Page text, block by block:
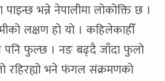
भन्ने नेपालीमा लोकोक्ति छ ।
लक्षण हो यो । कहिलेकाहीँ
पनि फुल्छ । नङ बढ्दै जाँदा फुलो
रहिरह्यो भने फंगल संक्रमणको